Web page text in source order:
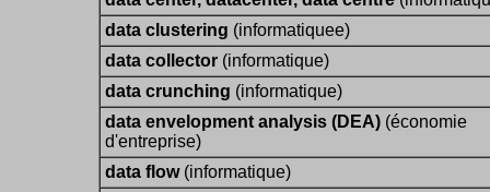
data clustering (informatiquee)
data collector (informatique)
data crunching (informatique)
data envelopment analysis (DEA) (économie
d'entreprise)
data flow(informatique)